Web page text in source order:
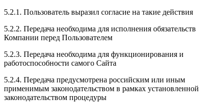
5.2.1. Пользователь выразил согласие на такие действия
5.2.2. Передача необходима для исполнения обязательств
Компании перед Пользователем
5.2.3. Передача необходима для функционирования и
работоспособности самого Сайта
5.2.4. Передача предусмотрена российским или иным
применимым законодательством в рамках установленной
законодательством процедуры